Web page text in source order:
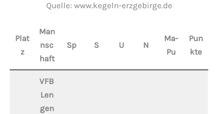
Quelle: www.kegeln-erzgebirge.de
Plat
z
Man
nsc
haft
Sp S U N
Ma-
Pu
Pun
kte
VFB
Len
gen